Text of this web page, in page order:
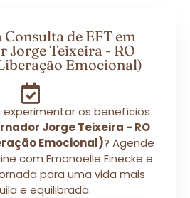
Consulta de EFT em
Jorge Teixeira - RO
Emocional)
os benefícios
Jorge Teixeira - RO
Emocional)? Agende
com Emanoelle Einecke e
para uma vida mais
e equilibrada.